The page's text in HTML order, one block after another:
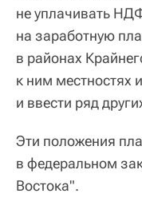
не уплачивать
на заработную
в районах
к ним местностях
и ввести ряд
Эти положения
в федеральном
Востока".